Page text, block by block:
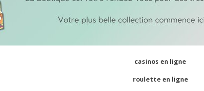
casinos en ligne
roulette en ligne